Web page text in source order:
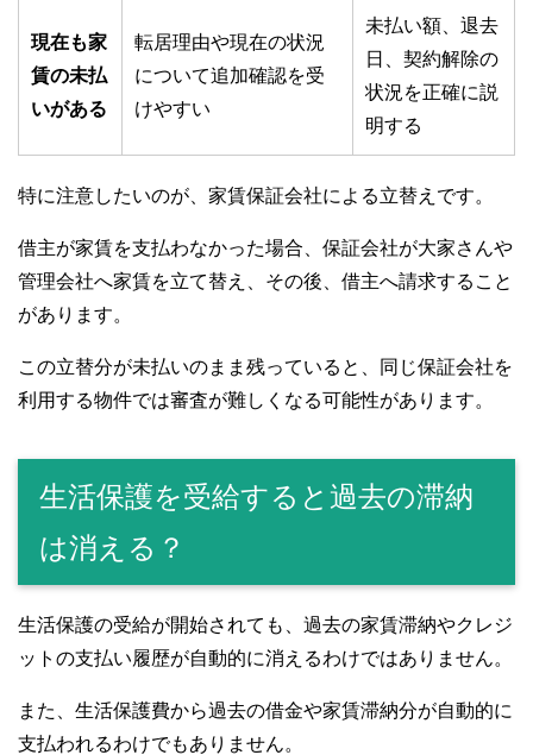
現在も家
賃の未払
いがある
転居理由や現在の状況
について追加確認を受
けやすい
未払い額、退去
日、契約解除の
状況を正確に説
明する
特に注意したいのが、家賃保証会社による立替えです。
借主が家賃を支払わなかった場合、保証会社が大家さんや
管理会社へ家賃を立て替え、その後、借主へ請求すること
があります。
この立替分が未払いのまま残っていると、同じ保証会社を
利用する物件では審査が難しくなる可能性があります。
生活保護を受給すると過去の滞納
は消える？
生活保護の受給が開始されても、過去の家賃滞納やクレジ
ットの支払い履歴が自動的に消えるわけではありません。
また、生活保護費から過去の借金や家賃滞納分が自動的に
支払われるわけでもありません。